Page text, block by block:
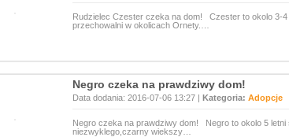
Rudzielec Czester czeka na dom! Czester to okolo 3-
przechowalni w okolicach Ornety.…
Negro czeka na prawdziwy dom!
Data dodania: 2016-07-06 13:27 | Kategoria: Adopcje
Negro czeka na prawdziwy dom! Negro to okolo 5 letni
niezwyklego,czarny wiekszy…